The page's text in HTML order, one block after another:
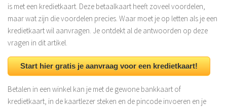
is met een kredietkaart. Deze betaalkaart heeft zoveel voordelen,
maar wat zijn die voordelen precies. Waar moet je op letten als je een
kredietkaart wil aanvragen. Je ontdekt al de antwoorden op deze
vragen in dit artikel.
Start hier gratis je aanvraag voor een kredietkaart!
Betalen in een winkel kan je met de gewone bankkaart of
kredietkaart, in de kaartlezer steken en de pincode invoeren en je